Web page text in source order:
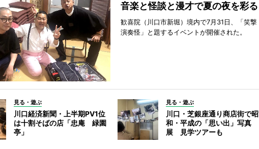
音楽と怪談と漫才で夏の夜を彩る
歓喜院（川口市新堀）境内で7月31日、「笑撃
演奏怪」と題するイベントが開催された。
見る・遊ぶ
川口経済新聞・上半期PV1位
は十割そばの店「忠庵 緑園
亭」
見る・遊ぶ
川口・芝銀座通り商店街で昭
和・平成の「思い出」写真
展 見学ツアーも